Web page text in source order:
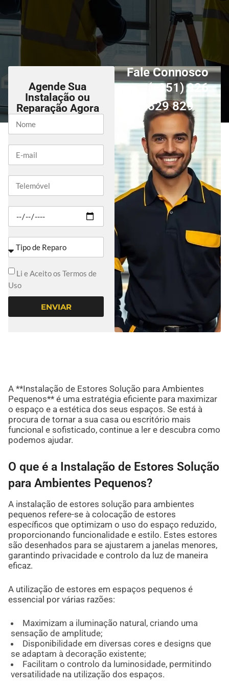
Agende Sua
Instalação ou
Reparação Agora
Li e Aceito os Termos de
Uso
ENVIAR
Fale Connosco
(+351) 926
529 829
A **Instalação de Estores Solução para Ambientes
Pequenos** é uma estratégia eficiente para maximizar
o espaço e a estética dos seus espaços. Se está à
procura de tornar a sua casa ou escritório mais
funcional e sofisticado, continue a ler e descubra como
podemos ajudar.
O que é a Instalação de Estores Solução
para Ambientes Pequenos?
A instalação de estores solução para ambientes
pequenos refere-se à colocação de estores
específicos que optimizam o uso do espaço reduzido,
proporcionando funcionalidade e estilo. Estes estores
são desenhados para se ajustarem a janelas menores,
garantindo privacidade e controlo da luz de maneira
eficaz.
A utilização de estores em espaços pequenos é
essencial por várias razões:
Maximizam a iluminação natural, criando uma
sensação de amplitude;
Disponibilidade em diversas cores e designs que
se adaptam à decoração existente;
Facilitam o controlo da luminosidade, permitindo
versatilidade na utilização dos espaços.